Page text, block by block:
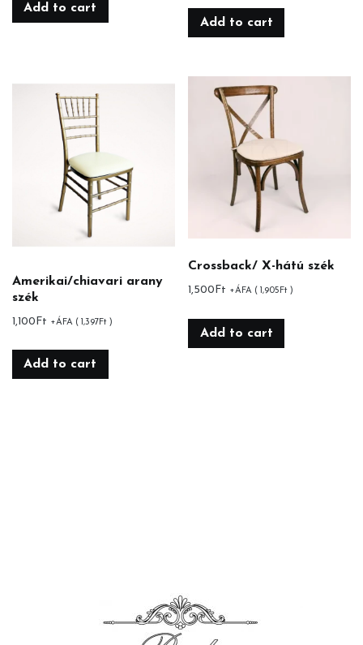
Add to cart
Add to cart
Amerikai/chiavari arany
szék
1,100 Ft +ÁFA ( 1,397Ft )
Add to cart
Crossback/ X-hátú szék
1,500 Ft +ÁFA ( 1,905Ft )
Add to cart